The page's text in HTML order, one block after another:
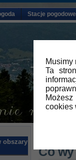
Musimy
Ta
cookies
Stacje pogodowe
obszary
Co